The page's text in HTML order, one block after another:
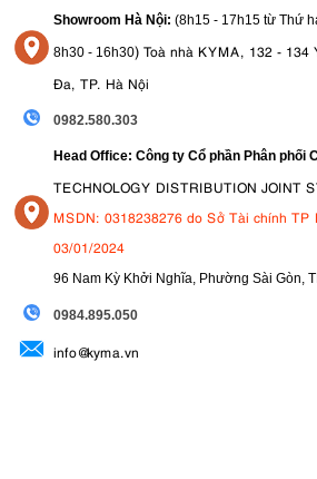
Showroom Hà Nội: (8h15 - 17h15 từ Thứ
8h30 - 16h30) Toà nhà KYMA, 132 - 134
Đa, TP. Hà Nội
0982.580.303
Head Office: Công ty Cổ phần Phân phối
TECHNOLOGY DISTRIBUTION JOINT
MSDN: 0318238276 do Sở Tài chính TP
03/01/2024
96 Nam Kỳ Khởi Nghĩa, Phường Sài Gòn,
0984.895.050
info@kyma.vn